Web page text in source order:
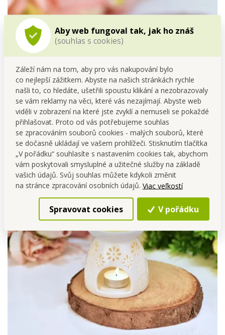
Aby web fungoval tak, jak ho znáš
(souhlas s cookies)
Záleží nám na tom, aby pro vás nakupování bylo
co nejlepší zážitkem. Abyste na našich stránkách rychle
našli to, co hledáte, ušetřili spoustu klikání a nezobrazovaly
se vám reklamy na věci, které vás nezajímají. Abyste web
viděli v zobrazení na které jste zvyklí a nemuseli se pokaždé
přihlašovat. Proto od vás potřebujeme souhlas
se zpracováním souborů cookies - malých souborů, které
se dočasně ukládají ve vašem prohlížeči. Stisknutím tlačítka
„V pořádku“ souhlasíte s nastavením cookies tak, abychom
vám poskytovali smysluplné a užitečné služby na základě
vašich údajů. Svůj souhlas můžete kdykoli změnit
na stránce zpracování osobních údajů. Viac veľkostí
Spravovat cookies V pořádku